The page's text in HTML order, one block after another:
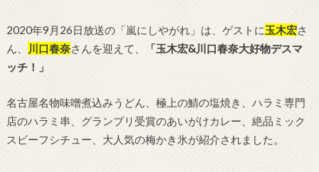
2020年9月26日放送の「嵐にしやがれ」は、ゲストに玉木宏さ
ん、
川口春奈さんを迎えて、
「玉木宏&川口春奈大好物デスマ
ッチ！」
名古屋名物味噌煮込みうどん、極上の鯖の塩焼き、ハラミ専門
店のハラミ串、グランプリ受賞のあいがけカレー、絶品ミック
スビーフシチュー、大人気の梅かき氷が紹介されました。